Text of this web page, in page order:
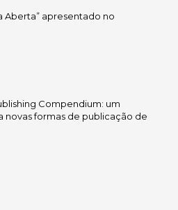
Aberta” apresentado no
Compendium: um
novas formas de publicação de